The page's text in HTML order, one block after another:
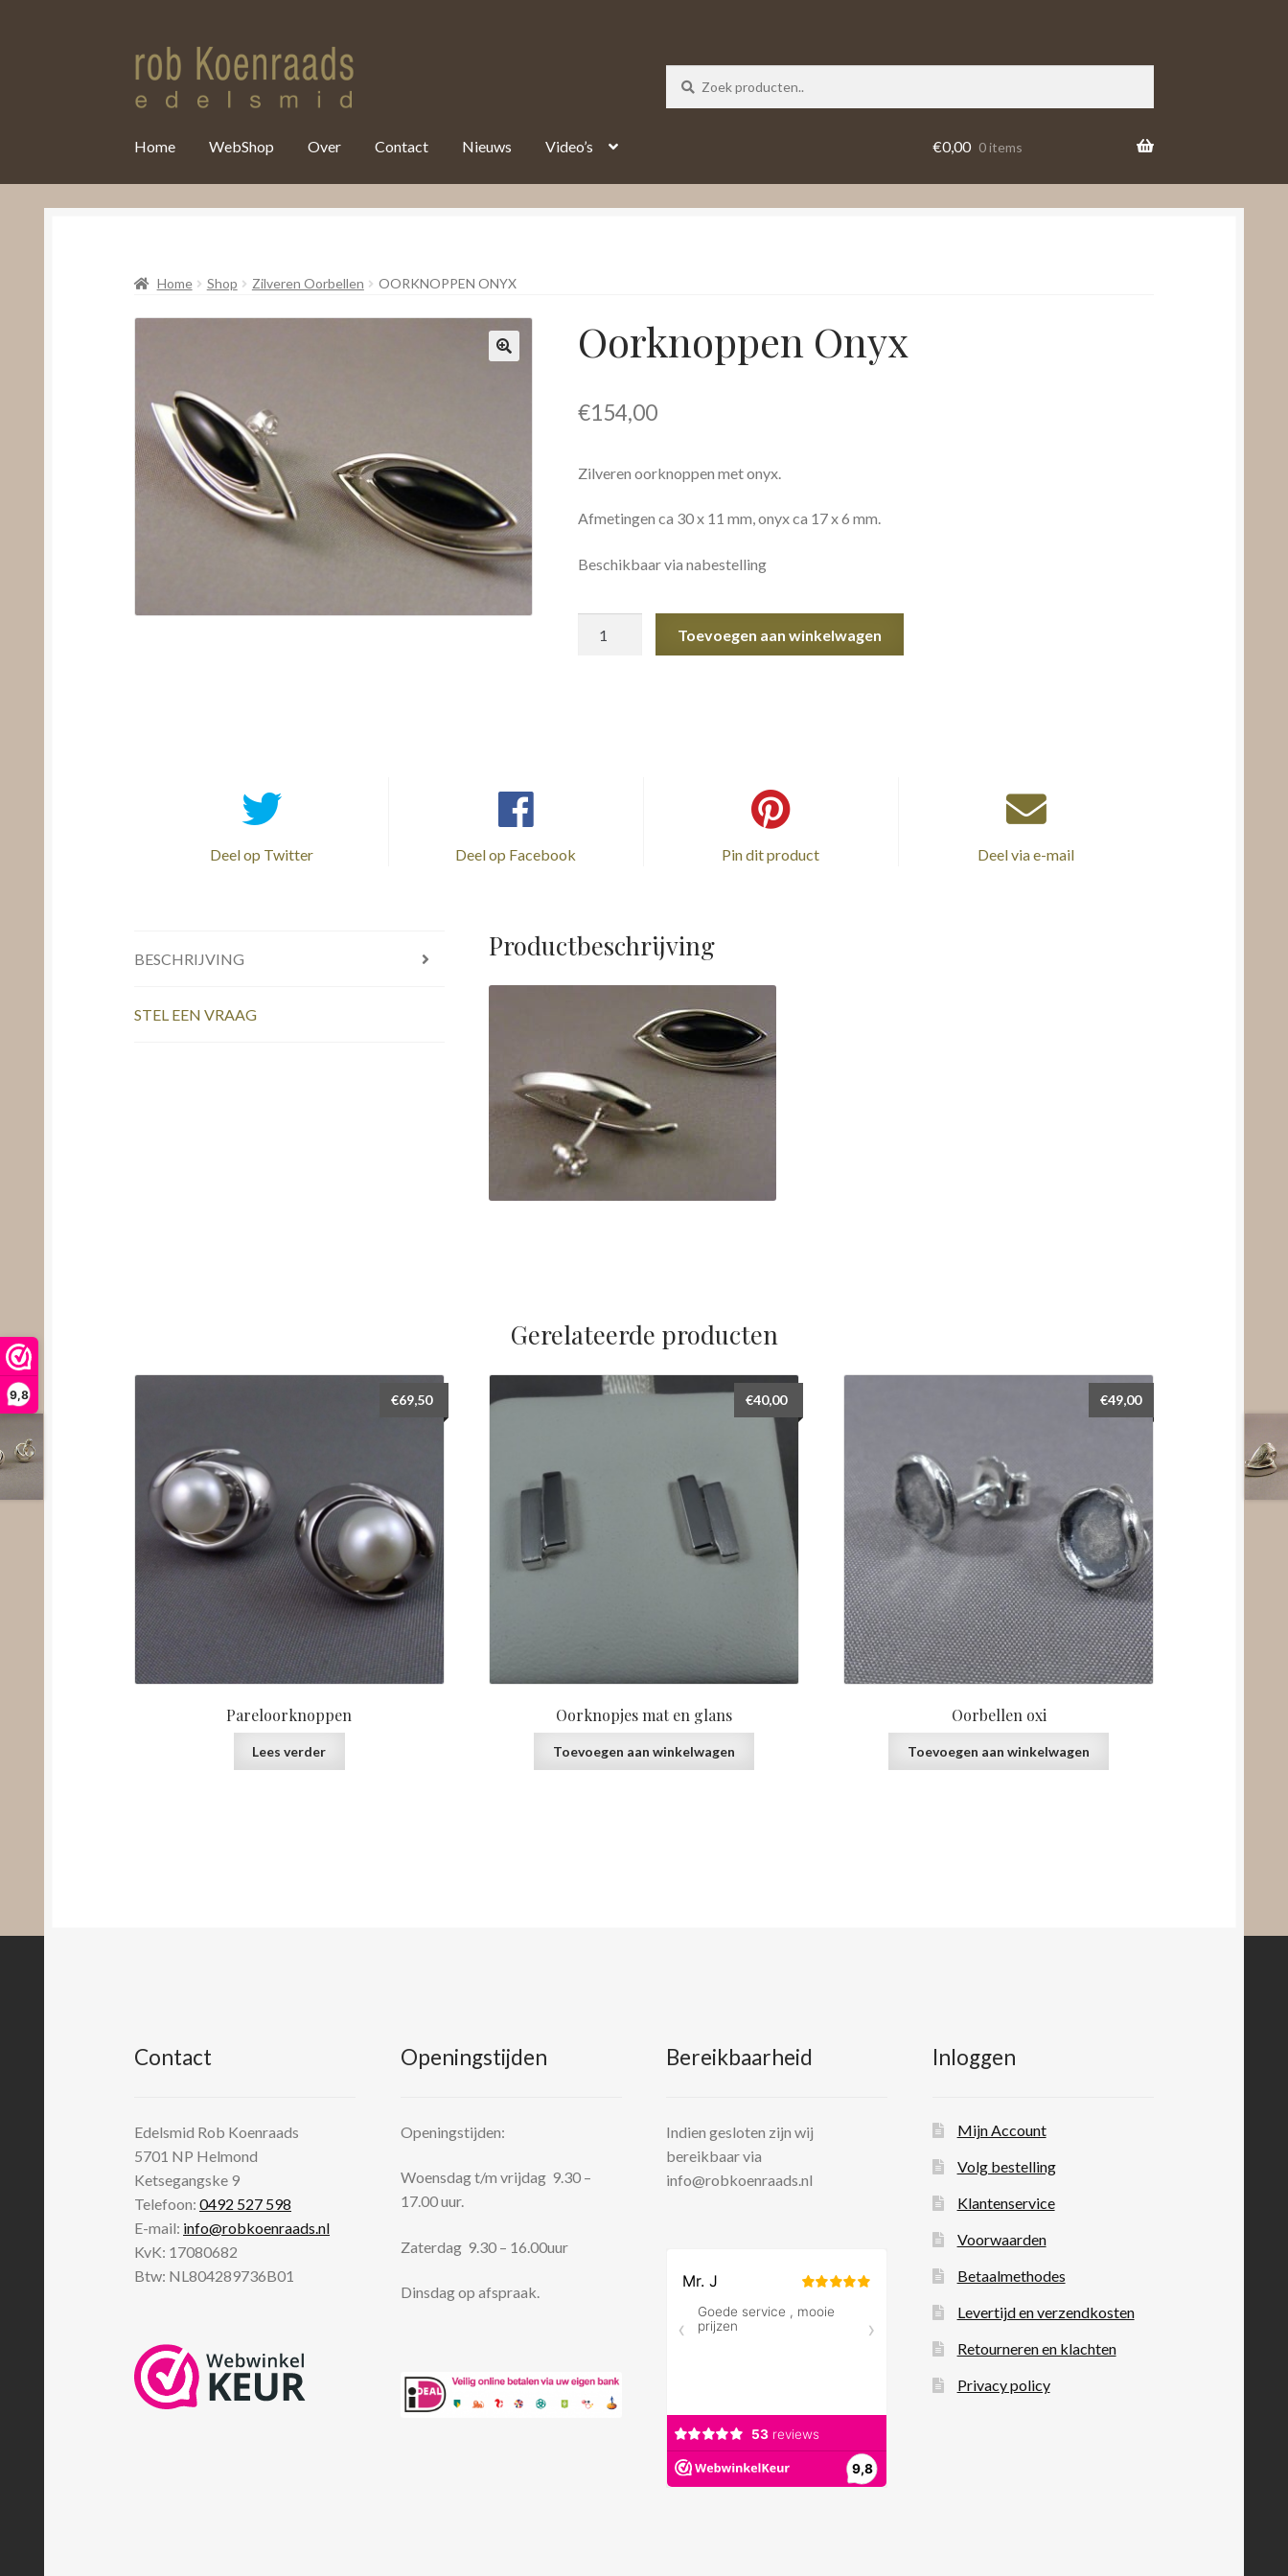
9,8
Home WebShop Over Contact Nieuws Video’s €0,00 0 items
Home Shop Zilveren Oorbellen OORKNOPPEN ONYX
Oorknoppen Onyx
€154,00
Zilveren oorknoppen met onyx.
Afmetingen ca 30 x 11 mm, onyx ca 17 x 6 mm.
Beschikbaar via nabestelling
Toevoegen aan winkelwagen
Deel op Twitter Deel op Facebook Pin dit product Deel via e-mail
BESCHRIJVING
STEL EEN VRAAG
Productbeschrijving
Gerelateerde producten
Pareloorknoppen
€69,50
Lees verder
Oorknopjes mat en glans
€40,00
Toevoegen aan winkelwagen
Oorbellen oxi
€49,00
Toevoegen aan winkelwagen
Contact
Edelsmid Rob Koenraads
5701 NP Helmond
Ketsegangske 9
Telefoon:0492 527 598
E-mail: info@robkoenraads.nl
KvK: 17080682
Btw: NL804289736B01
Openingstijden
Openingstijden:
Woensdag t/m vrijdag 9.30 –
17.00 uur.
Zaterdag 9.30 – 16.00uur
Dinsdag op afspraak.
Bereikbaarheid
Indien gesloten zijn wij
bereikbaar via
info@robkoenraads.nl
Inloggen
Mijn Account
Volg bestelling
Klantenservice
Voorwaarden
Betaalmethodes
Levertijd en verzendkosten
Retourneren en klachten
Privacy policy